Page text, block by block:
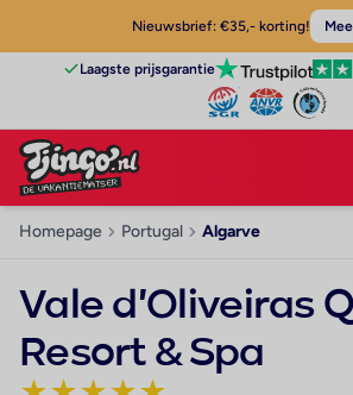
Nieuwsbrief: €35,- korting!
Laagste prijsgarantie
Homepage Portugal Algarve
Vale d'Oliveiras
Resort & Spa